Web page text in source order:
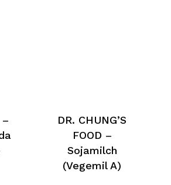
–
DR. CHUNG’S
FOOD –
Sojamilch
(Vegemil A)